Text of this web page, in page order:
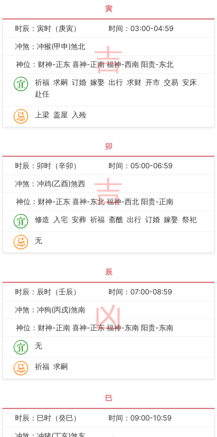
寅
吉
时辰：寅时（庚寅）
时间：03:00-04:59
冲煞：冲猴(甲申)煞北
神位：财神-正东 喜神-正南 福神-西南 阳贵-东北
祈福 求嗣 订婚 嫁娶 出行 求财 开市 交易 安床
赴任
上梁 盖屋 入殓
卯
吉
时辰：卯时（辛卯）
时间：05:00-06:59
冲煞：冲鸡(乙酉)煞西
神位：财神-正东 喜神-东北 福神-西北 阳贵-正南
修造 入宅 安葬 祈福 斋醮 出行 订婚 嫁娶 祭祀
无
辰
凶
时辰：辰时（壬辰）
时间：07:00-08:59
冲煞：冲狗(丙戌)煞南
神位：财神-正南 喜神-正东 福神-东南 阳贵-东南
无
祈福 求嗣
巳
时辰：巳时（癸巳）
时间：09:00-10:59